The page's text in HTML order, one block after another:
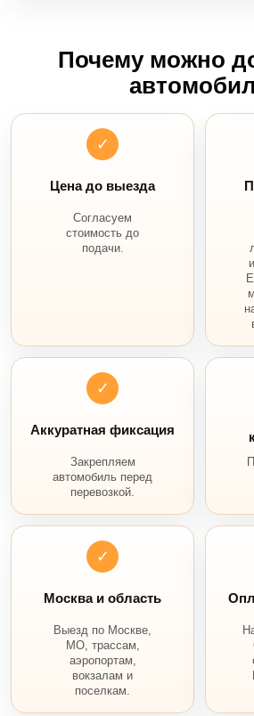
Почему можно
✓
Цена до выезда
Согласуем
стоимость до
подачи.
✓
Аккуратная фиксация
Закрепляем
автомобиль перед
перевозкой.
✓
Москва и область
Выезд по Москве,
МО, трассам,
аэропортам,
вокзалам и
поселкам.